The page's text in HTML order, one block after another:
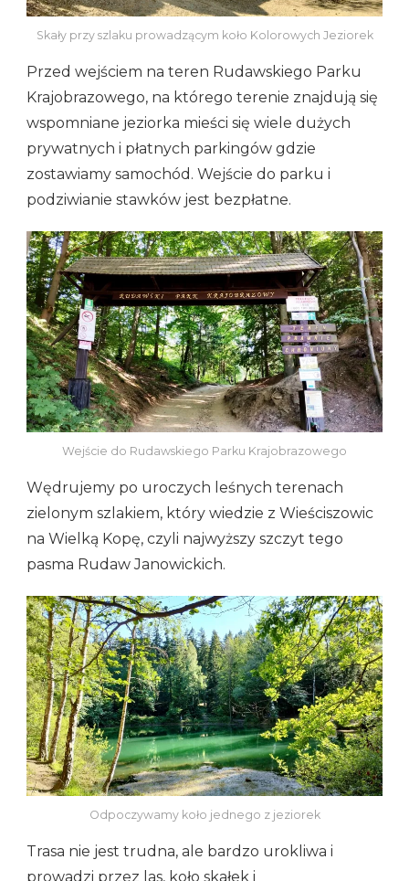
Skały przy szlaku prowadzącym koło Kolorowych Jeziorek
Przed wejściem na teren Rudawskiego Parku
Krajobrazowego, na którego terenie znajdują się
wspomniane jeziorka mieści się wiele dużych
prywatnych i płatnych parkingów gdzie
zostawiamy samochód. Wejście do parku i
podziwianie stawków jest bezpłatne.
Wejście do Rudawskiego Parku Krajobrazowego
Wędrujemy po uroczych leśnych terenach
zielonym szlakiem, który wiedzie z Wieściszowic
na Wielką Kopę, czyli najwyższy szczyt tego
pasma Rudaw Janowickich.
Odpoczywamy koło jednego z jeziorek
Trasa nie jest trudna, ale bardzo urokliwa i
prowadzi przez las, koło skałek i